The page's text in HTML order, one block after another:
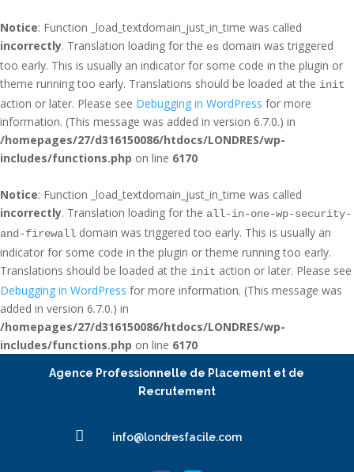
Notice: Function _load_textdomain_just_in_time was called
incorrectly. Translation loading for the es domain was triggered
too early. This is usually an indicator for some code in the plugin or
theme running too early. Translations should be loaded at the init
action or later. Please see Debugging in WordPress for more
information. (This message was added in version 6.7.0.) in
/homepages/27/d316150086/htdocs/LONDRES/wp-
includes/functions.php on line 6170
Notice: Function _load_textdomain_just_in_time was called
incorrectly. Translation loading for the all-in-one-wp-security-
and-firewall domain was triggered too early. This is usually an
indicator for some code in the plugin or theme running too early.
Translations should be loaded at the init action or later. Please see
Debugging in WordPress for more information. (This message was
added in version 6.7.0.) in
/homepages/27/d316150086/htdocs/LONDRES/wp-
includes/functions.php on line 6170
Agence Professionnelle de Placement et de
Recrutement
 info@londresfacile.com